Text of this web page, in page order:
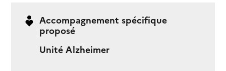
Accompagnement spécifique
proposé
Unité Alzheimer